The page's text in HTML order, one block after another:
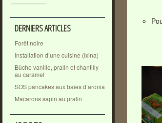
DERNIERS ARTICLES
Forêt noire
Installation d’une cuisine (Ixina)
Bûche vanille, pralin et chantilly
au caramel
SOS pancakes aux baies d’aronia
Macarons sapin au pralin